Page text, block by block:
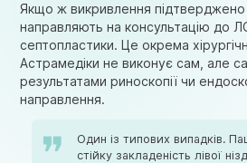
Якщо ж викривлення
направляють на консультацію до
септопластики. Це окрема
Астрамедіки не виконує сам, але
результатами риноскопії чи
направлення.
Один із типових випадків.
стійку закладеність лівої